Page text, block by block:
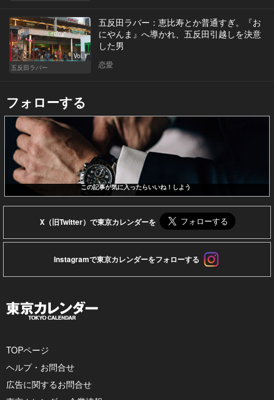
Vol.1
五反田ラバー
五反田ラバー：恵比寿とか普通すぎ。『お
にやんま』へ導かれ、五反田引越しを決意
した男
恋愛
フォローする
この記事が気に入ったらいいね！しよう
X（旧Twitter）で東京カレンダーを
Instagramで東京カレンダーをフォローする
TOPページ
ヘルプ・お問合せ
広告に関するお問合せ